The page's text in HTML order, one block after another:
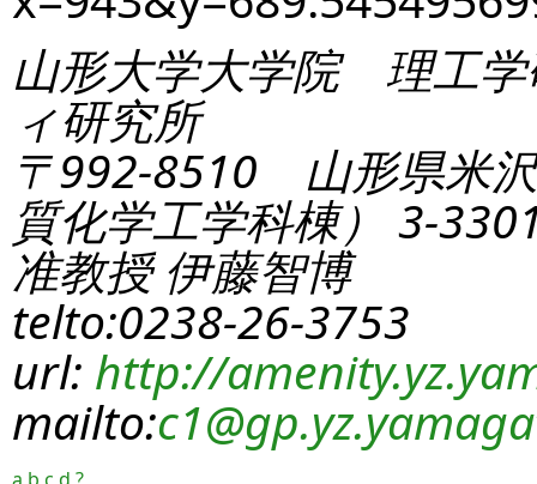
山形大学大学院 理工学
ィ研究所
〒992-8510 山形県米
質化学工学科棟） 3-
准教授 伊藤智博
telto:0238-26-3753
url: http://
mailto:c1